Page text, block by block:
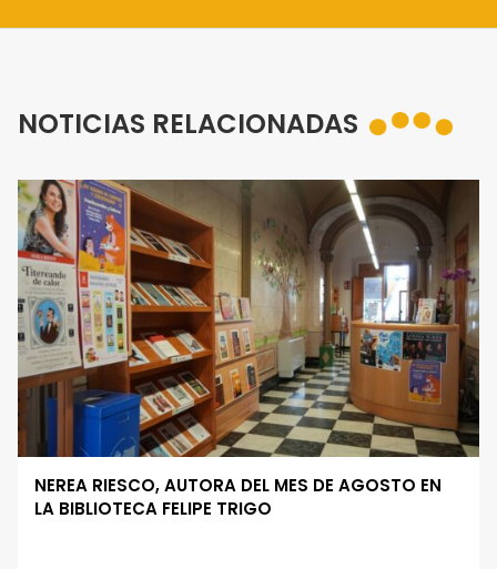
NOTICIAS RELACIONADAS
NEREA RIESCO, AUTORA DEL MES DE AGOSTO EN
LA BIBLIOTECA FELIPE TRIGO